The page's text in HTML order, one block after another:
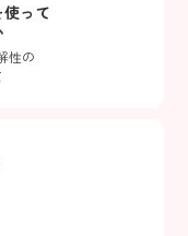
って
性の